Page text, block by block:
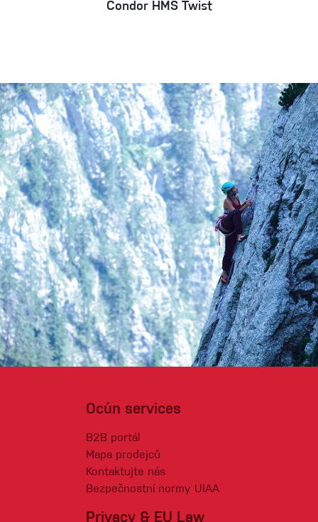
Condor HMS Twist
Ocún services
B2B portál
Mapa prodejců
Kontaktujte nás
Bezpečnostní normy UIAA
Privacy & EU Law